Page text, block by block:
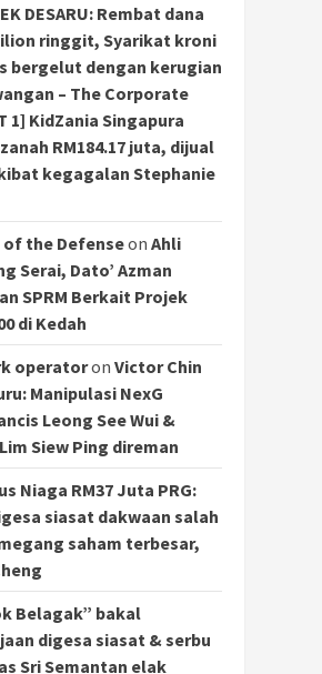
DESARU: Rembat dana
ringgit, Syarikat kroni
bergelut dengan kerugian
– The Corporate
1] KidZania Singapura
RM184.17 juta, dijual
kegagalan Stephanie
of the Defenseon Ahli
Serai, Dato’ Azman
SPRM Berkait Projek
di Kedah
operatoron Victor Chin
Manipulasi NexG
Leong See Wui &
Siew Ping direman
Niaga RM37 Juta PRG:
siasat dakwaan salah
saham terbesar,
Belagak” bakal
digesa siasat & serbu
Sri Semantan elak